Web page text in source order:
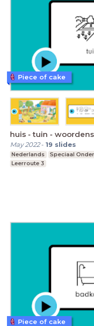
huis - tuin -
May 2022- 19 slides
Nederlands Speciaal
Leerroute 3
Piece of cake
Piece of cake